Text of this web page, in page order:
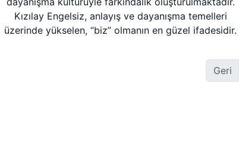
Kızılay Engelsiz, anlayış ve dayanışma temelleri
üzerinde yükselen, “biz” olmanın en güzel ifadesidir.
Geri